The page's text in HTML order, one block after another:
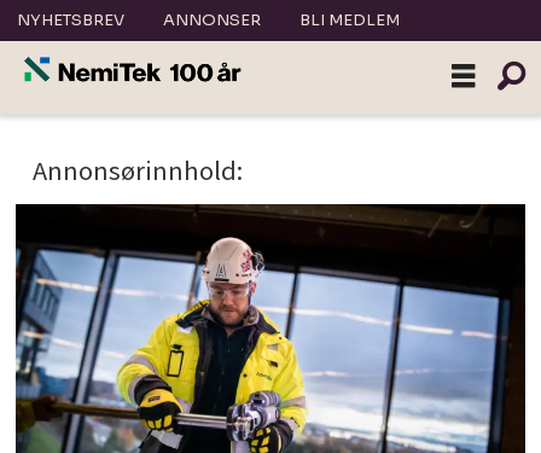
NYHETSBREV ANNONSER BLI MEDLEM
Tag:
høiax
Annonsørinnhold: